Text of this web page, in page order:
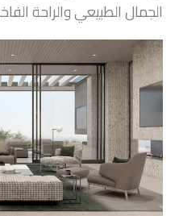
الجمال الطبيعي والراحة